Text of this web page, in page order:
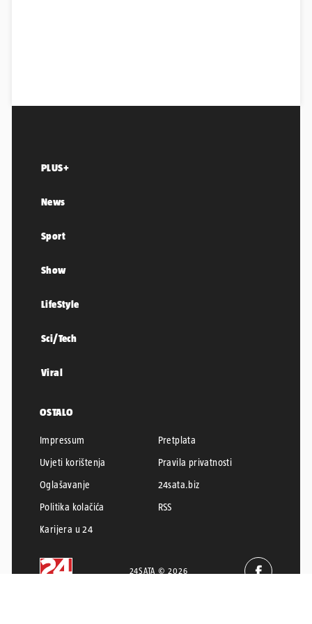
PLUS+
News
Sport
Show
LifeStyle
Sci/Tech
Viral
OSTALO
Impressum
Pretplata
Uvjeti korištenja
Pravila privatnosti
Oglašavanje
24sata.biz
Politika kolačića
RSS
Karijera u 24
24SATA © 2026